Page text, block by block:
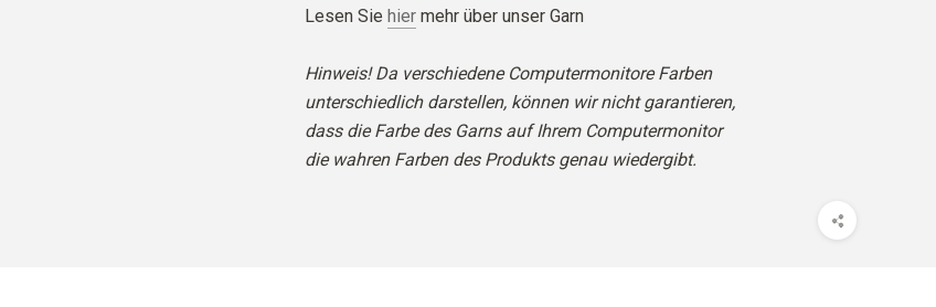
Lesen Sie hier mehr über unser Garn
Hinweis! Da verschiedene Computermonitore Farben
unterschiedlich darstellen, können wir nicht garantieren,
dass die Farbe des Garns auf Ihrem Computermonitor
die wahren Farben des Produkts genau wiedergibt.